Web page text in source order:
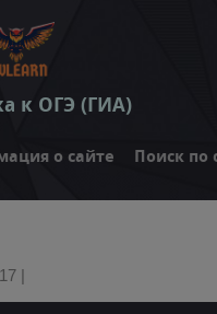
к ОГЭ (ГИА)
о сайте Поиск по
|